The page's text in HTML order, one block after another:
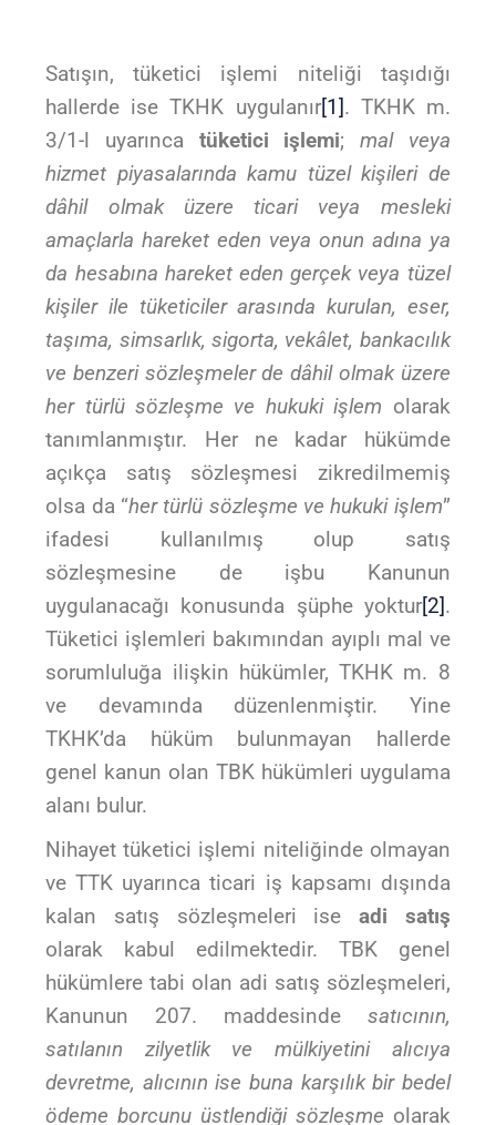
Satışın, tüketici işlemi niteliği taşıdığı
hallerde ise TKHK uygulanır[1]. TKHK m.
3/1-l uyarınca tüketici işlemi; mal veya
hizmet piyasalarında kamu tüzel kişileri de
dâhil olmak üzere ticari veya mesleki
amaçlarla hareket eden veya onun adına ya
da hesabına hareket eden gerçek veya tüzel
kişiler ile tüketiciler arasında kurulan, eser,
taşıma, simsarlık, sigorta, vekâlet, bankacılık
ve benzeri sözleşmeler de dâhil olmak üzere
her türlü sözleşme ve hukuki işlem olarak
tanımlanmıştır. Her ne kadar hükümde
açıkça satış sözleşmesi zikredilmemiş
olsa da “her türlü sözleşme ve hukuki işlem”
ifadesi kullanılmış olup satış
sözleşmesine de işbu Kanunun
uygulanacağı konusunda şüphe yoktur[2].
Tüketici işlemleri bakımından ayıplı mal ve
sorumluluğa ilişkin hükümler, TKHK m. 8
ve devamında düzenlenmiştir. Yine
TKHK’da hüküm bulunmayan hallerde
genel kanun olan TBK hükümleri uygulama
alanı bulur.
Nihayet tüketici işlemi niteliğinde olmayan
ve TTK uyarınca ticari iş kapsamı dışında
kalan satış sözleşmeleri ise adi satış
olarak kabul edilmektedir. TBK genel
hükümlere tabi olan adi satış sözleşmeleri,
Kanunun 207. maddesinde satıcının,
satılanın zilyetlik ve mülkiyetini alıcıya
devretme, alıcının ise buna karşılık bir bedel
ödeme borcunu üstlendiği sözleşme olarak